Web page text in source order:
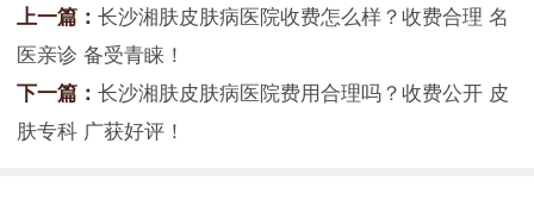
上一篇： 长沙湘肤皮肤病医院收费怎么样？收费合理 名
医亲诊 备受青睐！
下一篇： 长沙湘肤皮肤病医院费用合理吗？收费公开 皮
肤专科 广获好评！